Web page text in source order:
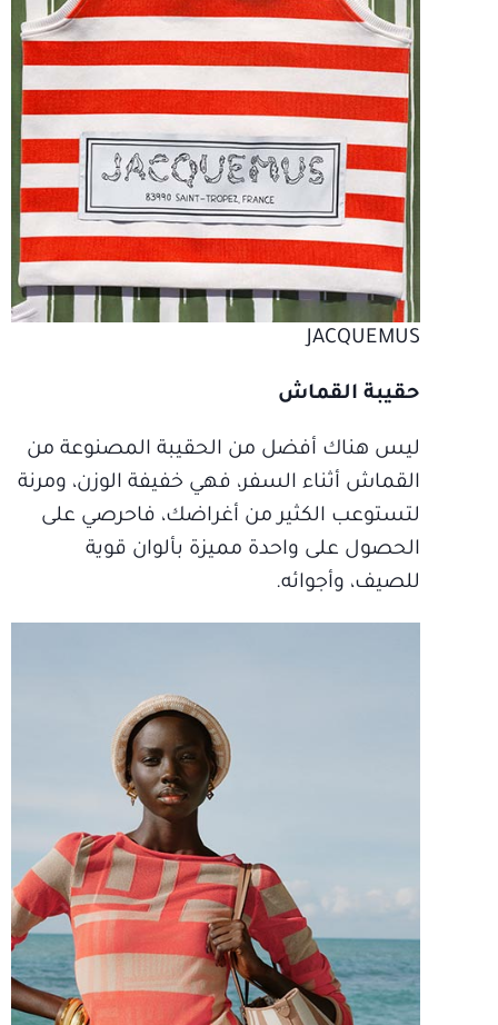
JACQUEMUS
حقيبة القماش
ليس هناك أفضل من الحقيبة المصنوعة من
القماش أثناء السفر، فهي خفيفة الوزن، ومرنة
لتستوعب الكثير من أغراضك، فاحرصي على
الحصول على واحدة مميزة بألوان قوية
للصيف، وأجوائه.